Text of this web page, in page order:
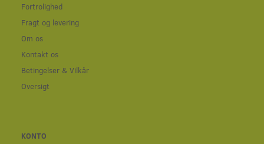
Fortrolighed
Fragt og levering
Om os
Kontakt os
Betingelser & Vilkår
Oversigt
KONTO